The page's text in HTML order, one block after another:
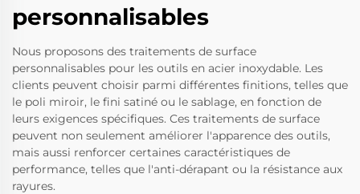
personnalisables
Nous proposons des traitements de surface
personnalisables pour les outils en acier inoxydable. Les
clients peuvent choisir parmi différentes finitions, telles que
le poli miroir, le fini satiné ou le sablage, en fonction de
leurs exigences spécifiques. Ces traitements de surface
peuvent non seulement améliorer l'apparence des outils,
mais aussi renforcer certaines caractéristiques de
performance, telles que l'anti-dérapant ou la résistance aux
rayures.